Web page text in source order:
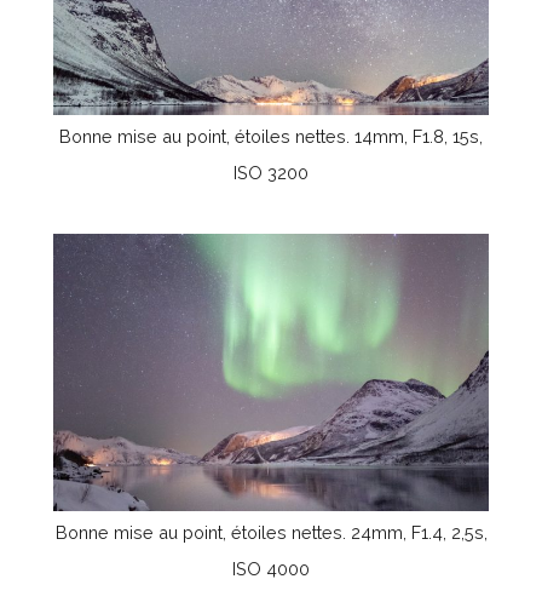
Bonne mise au point, étoiles nettes. 14mm, F1.8, 15s,
ISO 3200
Bonne mise au point, étoiles nettes. 24mm, F1.4, 2,5s,
ISO 4000